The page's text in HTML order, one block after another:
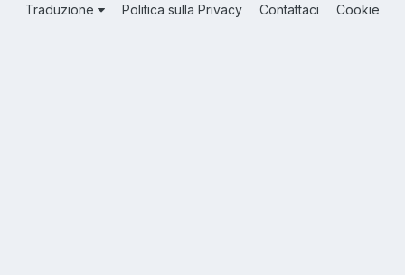
Traduzione Politica sulla Privacy Contattaci Cookie